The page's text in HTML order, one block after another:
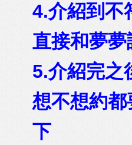
4.介紹到不
直接和夢夢
5.介紹完之
想不想約
下